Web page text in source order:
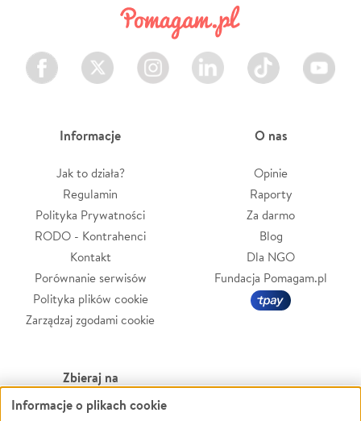
Facebook Twitter Instagram LinkedIn TikTok Youtube
Informacje
Jak to działa?
Regulamin
Polityka Prywatności
RODO - Kontrahenci
Kontakt
Porównanie serwisów
Polityka plików cookie
Zarządzaj zgodami cookie
O nas
Opinie
Raporty
Za darmo
Blog
Dla NGO
Fundacja Pomagam.pl
Zbieraj na
Leczenie
Informacje o plikach cookie